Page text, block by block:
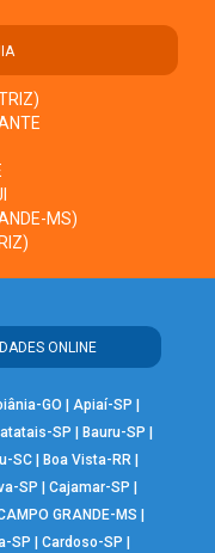
MS)
ONLINE
GO Apiaí-SP
SP Bauru-SP
SC Boa Vista-RR
SP Cajamar-SP
GRANDE-MS
SP Cardoso-SP